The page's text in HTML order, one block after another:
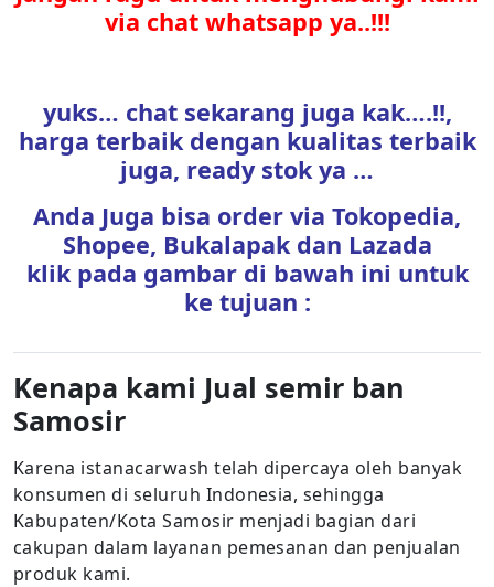
via chat whatsapp ya..!!!
yuks… chat sekarang juga kak….!!,
harga terbaik dengan kualitas terbaik
juga, ready stok ya …
Anda Juga bisa order via Tokopedia,
Shopee, Bukalapak dan Lazada
klik pada gambar di bawah ini untuk
ke tujuan :
Kenapa kami Jual semir ban
Samosir
Karena istanacarwash telah dipercaya oleh banyak
konsumen di seluruh Indonesia, sehingga
Kabupaten/Kota Samosir menjadi bagian dari
cakupan dalam layanan pemesanan dan penjualan
produk kami.